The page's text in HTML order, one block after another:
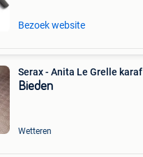
Bezoek website
Serax - Anita Le Grelle karaf
Bieden
Wetteren